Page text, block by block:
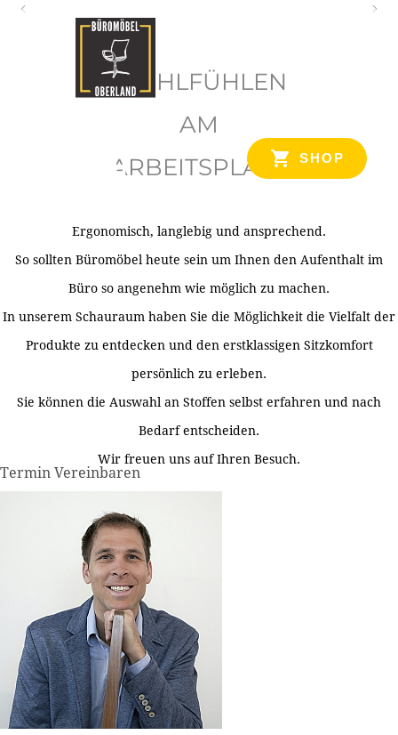
SHOP
WOHLFÜHLEN
AM
ARBEITSPLATZ
Ergonomisch, langlebig und ansprechend.
So sollten Büromöbel heute sein um Ihnen den Aufenthalt im
Büro so angenehm wie möglich zu machen.
In unserem Schauraum haben Sie die Möglichkeit die Vielfalt der
Produkte zu entdecken und den erstklassigen Sitzkomfort
persönlich zu erleben.
Sie können die Auswahl an Stoffen selbst erfahren und nach
Bedarf entscheiden.
Wir freuen uns auf Ihren Besuch.
Termin Vereinbaren